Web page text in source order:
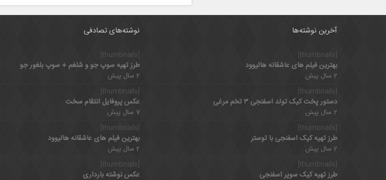
آخرین نوشته‌ها
بهترین فیلم های عاشقانه هالیوود
2 سال پیش
دستور پخت کیک تولد اسفنجی ۳ تخم مرغی
2 سال پیش
طرز تهیه کیک اسفنجی با توستر
2 سال پیش
طرز تهیه کیک سوپر اسفنجی
نوشته‌های تصادفی
[thumbnails]
طرز تهیه سوپ جو و شلغم + سوپ بلغور جو
2 سال پیش
[thumbnails]
عکس پروفایل انتقام سخت
7 سال پیش
[thumbnails]
بهترین فیلم های عاشقانه هالیوود
2 سال پیش
[thumbnails]
عکس نوشته بارداری